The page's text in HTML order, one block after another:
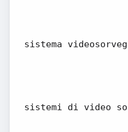
sistema
sistemi di video